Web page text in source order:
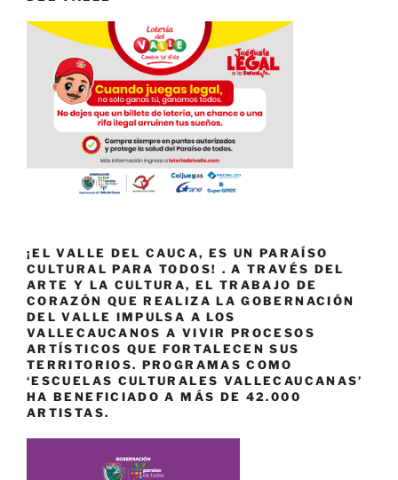
¡EL VALLE DEL CAUCA, ES UN PARAÍSO
CULTURAL PARA TODOS! . A TRAVÉS DEL
ARTE Y LA CULTURA, EL TRABAJO DE
CORAZÓN QUE REALIZA LA GOBERNACIÓN
DEL VALLE IMPULSA A LOS
VALLECAUCANOS A VIVIR PROCESOS
ARTÍSTICOS QUE FORTALECEN SUS
TERRITORIOS. PROGRAMAS COMO
‘ESCUELAS CULTURALES VALLECAUCANAS’
HA BENEFICIADO A MÁS DE 42.000
ARTISTAS.